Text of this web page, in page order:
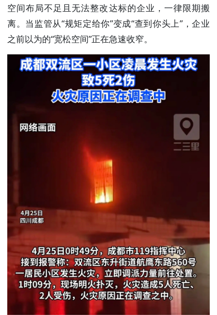
空间布局不足且无法整改达标的企业，一律限期搬
离。当监管从“规矩定给你”变成“查到你头上”，企业
之前以为的“宽松空间”正在急速收窄。